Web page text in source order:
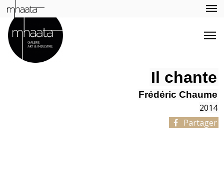
Il chante
Frédéric Chaume
2014
Partager